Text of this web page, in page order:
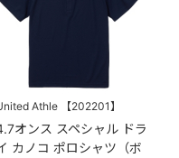
Athle 【202201】
オンス スペシャル ドラ
カノコ ポロシャツ（ボ